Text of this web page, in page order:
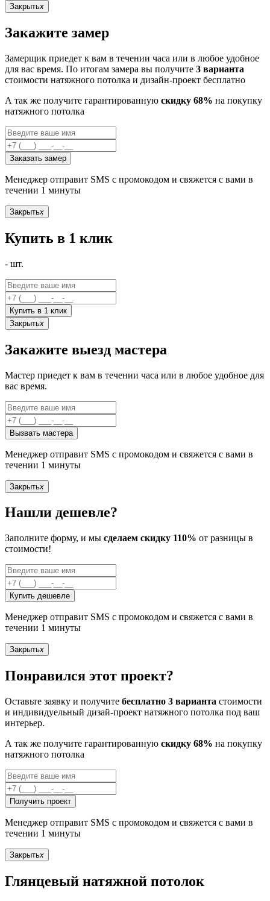
Закрытьx
Закажите замер
Замерщик приедет к вам в течении часа или в любое удобное
для вас время. По итогам замера вы получите 3 варианта
стоимости натяжного потолка и дизайн-проект бесплатно
А так же получите гарантированную скидку 68% на покупку
натяжного потолка
Заказать замер
Менеджер отправит SMS с промокодом и свяжется с вами в
течении 1 минуты
Закрытьx
Купить в 1 клик
- шт.
Купить в 1 клик
Закрытьx
Закажите выезд мастера
Мастер приедет к вам в течении часа или в любое удобное для
вас время.
Вызвать мастера
Менеджер отправит SMS с промокодом и свяжется с вами в
течении 1 минуты
Закрытьx
Нашли дешевле?
Заполните форму, и мы сделаем скидку 110% от разницы в
стоимости!
Купить дешевле
Менеджер отправит SMS с промокодом и свяжется с вами в
течении 1 минуты
Закрытьx
Понравился этот проект?
Оставьте заявку и получите бесплатно 3 варианта стоимости
и индивидуельный дизай-проект натяжного потолка под ваш
интерьер.
А так же получите гарантированную скидку 68% на покупку
натяжного потолка
Получить проект
Менеджер отправит SMS с промокодом и свяжется с вами в
течении 1 минуты
Закрытьx
Глянцевый натяжной потолок